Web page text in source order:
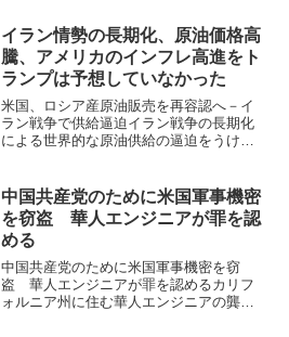
イラン情勢の長期化、原油価格高
騰、アメリカのインフレ高進をト
ランプは予想していなかった
米国、ロシア産原油販売を再容認へ－イ
ラン戦争で供給逼迫イラン戦争の長期化
による世界的な原油供給の逼迫をうけ、
積載されている原油の販売を再び容認す
る方針を固めました。高騰...
中国共産党のために米国軍事機密
を窃盗 華人エンジニアが罪を認
める
中国共産党のために米国軍事機密を窃
盗 華人エンジニアが罪を認めるカリフ
ォルニア州に住む華人エンジニアの龔晨